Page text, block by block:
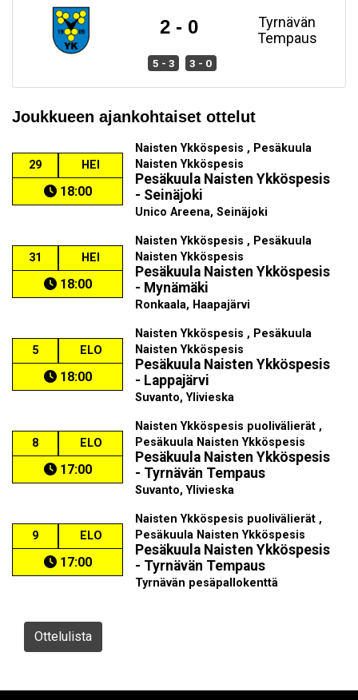
2 - 0
Tyrnävän
Tempaus
5 - 3 3 - 0
Joukkueen ajankohtaiset ottelut
29 HEI
18:00
Naisten Ykköspesis , Pesäkuula
Naisten Ykköspesis
Pesäkuula Naisten Ykköspesis
- Seinäjoki
Unico Areena, Seinäjoki
31 HEI
18:00
Naisten Ykköspesis , Pesäkuula
Naisten Ykköspesis
Pesäkuula Naisten Ykköspesis
- Mynämäki
Ronkaala, Haapajärvi
5 ELO
18:00
Naisten Ykköspesis , Pesäkuula
Naisten Ykköspesis
Pesäkuula Naisten Ykköspesis
- Lappajärvi
Suvanto, Ylivieska
8 ELO
17:00
Naisten Ykköspesis puolivälierät ,
Pesäkuula Naisten Ykköspesis
Pesäkuula Naisten Ykköspesis
- Tyrnävän Tempaus
Suvanto, Ylivieska
9 ELO
17:00
Naisten Ykköspesis puolivälierät ,
Pesäkuula Naisten Ykköspesis
Pesäkuula Naisten Ykköspesis
- Tyrnävän Tempaus
Tyrnävän pesäpallokenttä
Ottelulista